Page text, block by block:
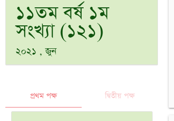
১১তম বর্ষ ১ম
সংখ্যা (১২১)
২০২১ , জুন
প্রথম পক্ষ দ্বিতীয় পক্ষ